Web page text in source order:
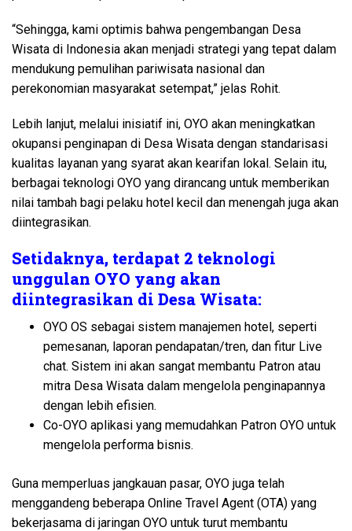
“Sehingga, kami optimis bahwa pengembangan Desa
Wisata di Indonesia akan menjadi strategi yang tepat dalam
mendukung pemulihan pariwisata nasional dan
perekonomian masyarakat setempat,” jelas Rohit.
Lebih lanjut, melalui inisiatif ini, OYO akan meningkatkan
okupansi penginapan di Desa Wisata dengan standarisasi
kualitas layanan yang syarat akan kearifan lokal. Selain itu,
berbagai teknologi OYO yang dirancang untuk memberikan
nilai tambah bagi pelaku hotel kecil dan menengah juga akan
diintegrasikan.
Setidaknya, terdapat 2 teknologi
unggulan OYO yang akan
diintegrasikan di Desa Wisata:
OYO OS sebagai sistem manajemen hotel, seperti
pemesanan, laporan pendapatan/tren, dan fitur Live
chat. Sistem ini akan sangat membantu Patron atau
mitra Desa Wisata dalam mengelola penginapannya
dengan lebih efisien.
Co-OYO aplikasi yang memudahkan Patron OYO untuk
mengelola performa bisnis.
Guna memperluas jangkauan pasar, OYO juga telah
menggandeng beberapa Online Travel Agent (OTA) yang
bekerjasama di jaringan OYO untuk turut membantu